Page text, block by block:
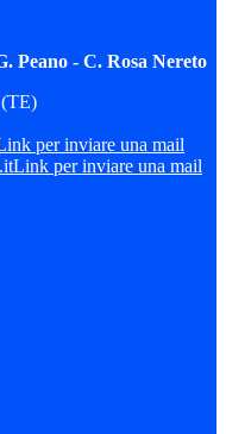
Peano - C. Rosa Nereto
per inviare una mail
Link per inviare una mail